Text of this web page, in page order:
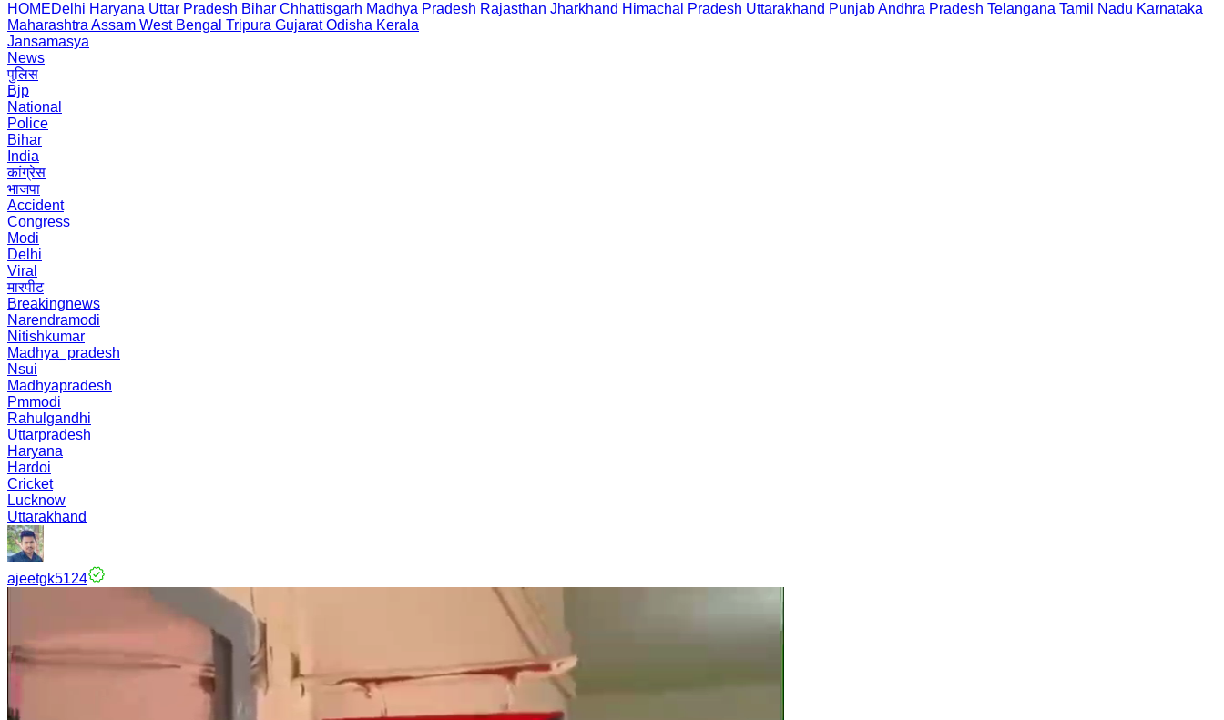
HOMEDelhi Haryana Uttar Pradesh Bihar Chhattisgarh Madhya Pradesh Rajasthan Jharkhand Himachal Pradesh Uttarakhand PunjabAndhra Pradesh Telangana Tamil Nadu Karnataka
Maharashtra Assam West Bengal Tripura Gujarat Odisha Kerala
Jansamasya
News
पुलिस
Bjp
National
Police
Bihar
India
कांग्रेस
भाजपा
Accident
Congress
Modi
Delhi
Viral
मारपीट
Breakingnews
Narendramodi
Nitishkumar
Madhya_pradesh
Nsui
Madhyapradesh
Pmmodi
Rahulgandhi
Uttarpradesh
Haryana
Hardoi
Cricket
Lucknow
Uttarakhand
ajeetgk5124